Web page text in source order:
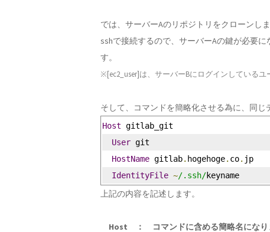
では、サーバーAのリポジトリをクローンしま
sshで接続するので、サーバーAの鍵が必要
す。
※[ec2_user]は、サーバーBにログインしているユ
そして、コマンドを簡略化させる為に、同じ
Host gitlab_git
User git
HostName gitlab. hogehoge. co. jp
IdentityFile ~/.ssh/keyname
上記の内容を記述します。
Host ： コマンドに含める簡略名にな